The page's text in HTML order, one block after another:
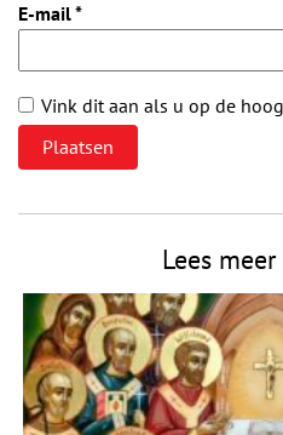
E-mail*
Vink dit aan als u op de
Lees